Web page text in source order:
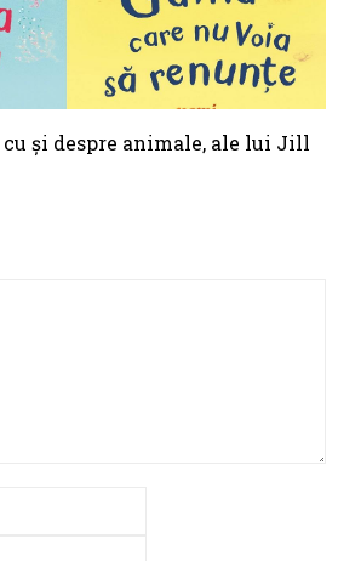
și despre animale, ale lui Jill